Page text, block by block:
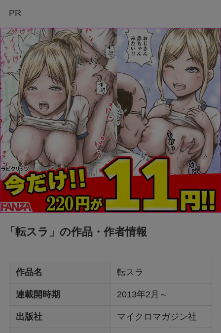
PR
「転スラ」の作品・作者情報
作品名 転スラ
連載開時期 2013年2月～
出版社 マイクロマガジン社